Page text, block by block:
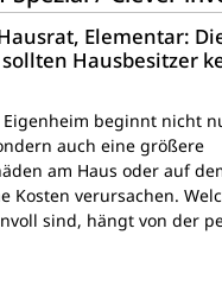
Elementar:
Hausbesitzer
beginnt nicht
auch eine größere
am Haus oder auf
Kosten verursachen.
sind, hängt von der